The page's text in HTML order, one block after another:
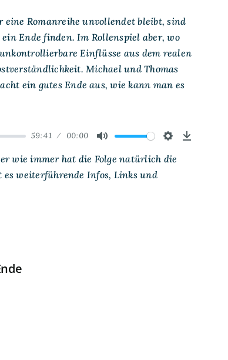
Ende
eine Romanreihe unvollendet bleibt, sind
Ende finden. Im Rollenspiel aber, wo
Einflüsse aus dem realen
Michael und Thomas
ein gutes Ende aus, wie kann man es
59:41 00:00
wie immer hat die Folge natürlich die
weiterführende Infos, Links und